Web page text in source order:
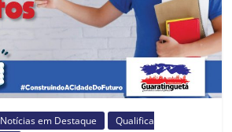
Notícias em Destaque
Qualifica